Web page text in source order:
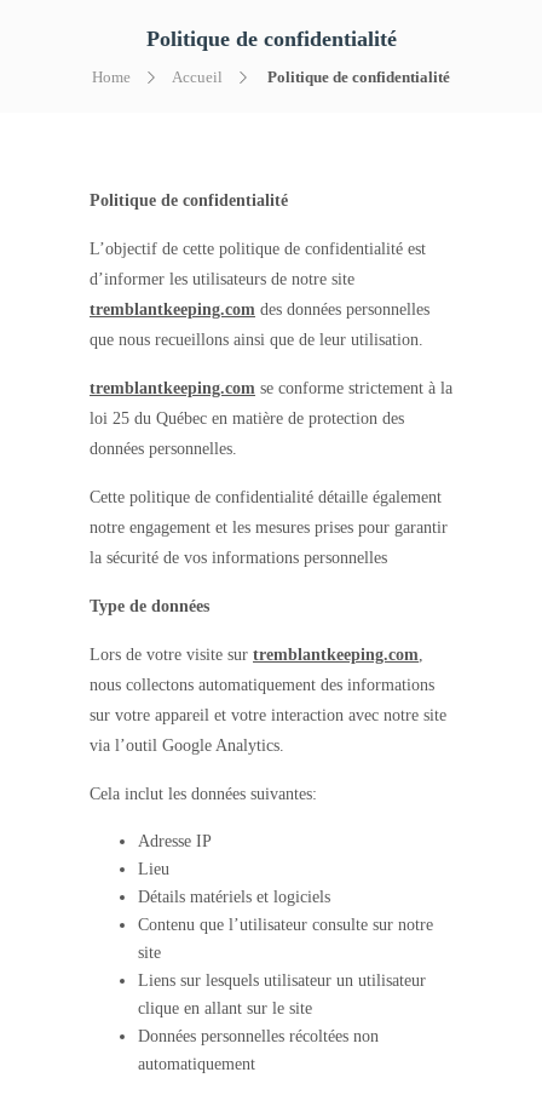
Politique de confidentialité
Home Accueil Politique de confidentialité
Politique de confidentialité
L’objectif de cette politique de confidentialité est
d’informer les utilisateurs de notre site
tremblantkeeping.com des données personnelles
que nous recueillons ainsi que de leur utilisation.
tremblantkeeping.com se conforme strictement à la
loi 25 du Québec en matière de protection des
données personnelles.
Cette politique de confidentialité détaille également
notre engagement et les mesures prises pour garantir
la sécurité de vos informations personnelles
Type de données
Lors de votre visite sur tremblantkeeping.com,
nous collectons automatiquement des informations
sur votre appareil et votre interaction avec notre site
via l’outil Google Analytics.
Cela inclut les données suivantes:
Adresse IP
Lieu
Détails matériels et logiciels
Contenu que l’utilisateur consulte sur notre
site
Liens sur lesquels utilisateur un utilisateur
clique en allant sur le site
Données personnelles récoltées non
automatiquement